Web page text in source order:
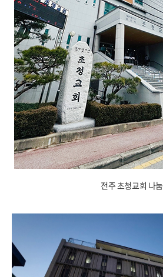
전주 초청교회 나눔